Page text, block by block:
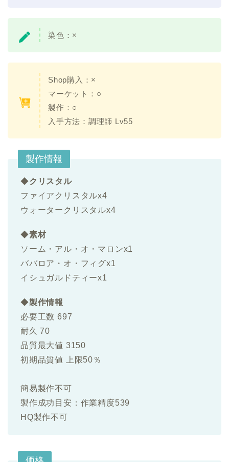
染色： ×
Shop購入：×
マーケット：○
製作：○
入手方法： 調理師 Lv55
製作情報
◆クリスタル
ファイアクリスタルx4
ウォータークリスタルx4
◆素材
ソーム・アル・オ・マロンx1
ババロア・オ・フィグx1
イシュガルドティーx1
◆製作情報
必要工数 697
耐久 70
品質最大値 3150
初期品質値 上限50％
簡易製作不可
製作成功目安：作業精度539
HQ製作不可